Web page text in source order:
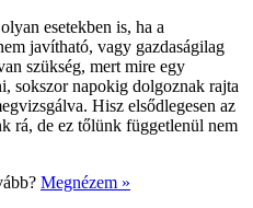
esetekben is, ha a
javítható, vagy gazdaságilag
szükség, mert mire egy
sokszor napokig dolgoznak rajta
Hisz elsődlegesen az
rá, de ez tőlünk függetlenül nem
Megnézem »